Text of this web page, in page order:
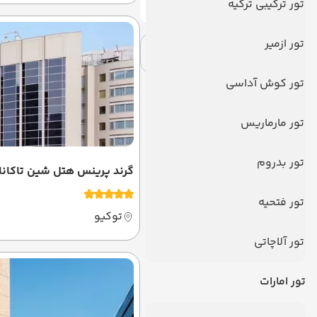
تور ترکیبی ترکیه
تور ازمیر
تور کوش آداسی
تور مارماریس
تور بدروم
تور فتحیه
تور آلاچاتی
تور امارات
شهر
اعمال فیلتر
گرند پرینس هتل شین
توکیو